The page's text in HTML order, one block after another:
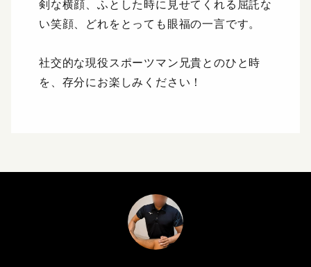
剣な横顔、ふとした時に見せてくれる屈託な
い笑顔、どれをとっても眼福の一言です。
社交的な現役スポーツマン兄貴とのひと時
を、存分にお楽しみください！